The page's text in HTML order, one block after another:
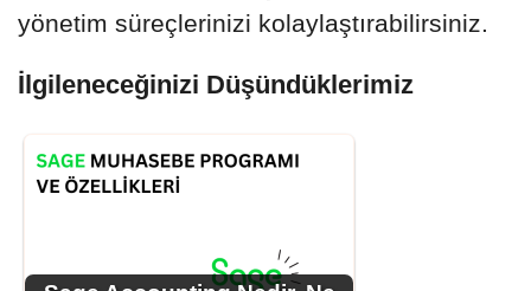
yönetim süreçlerinizi kolaylaştırabilirsiniz.
İlgileneceğinizi Düşündüklerimiz